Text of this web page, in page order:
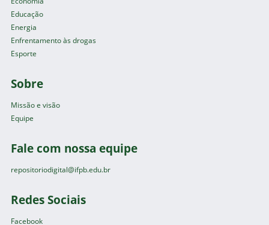
Educação
Energia
Enfrentamento às drogas
Esporte
Sobre
Missão e visão
Equipe
Fale com nossa equipe
repositoriodigital@ifpb.edu.br
Redes Sociais
Facebook